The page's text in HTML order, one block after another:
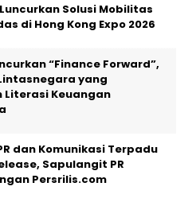
Solusi Mobilitas
di Hong Kong Expo 2026
“Finance Forward”,
yang
Literasi Keuangan
dan Komunikasi Terpadu
Sapulangit PR
Persrilis.com